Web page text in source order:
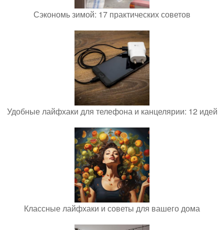
Сэкономь зимой: 17 практических советов
Удобные лайфхаки для телефона и канцелярии: 12 идей
Классные лайфхаки и советы для вашего дома